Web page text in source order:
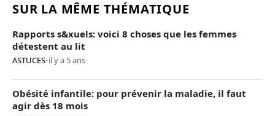
SUR LA MÊME THÉMATIQUE
Rapports s&xuels: voici 8 choses que les femmes
détestent au lit
ASTUCES•il y a 5 ans
Obésité infantile: pour prévenir la maladie, il faut
agir dès 18 mois